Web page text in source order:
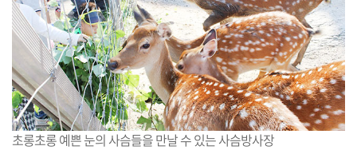
초롱초롱 예쁜 눈의 사슴들을 만날 수 있는 사슴방사장